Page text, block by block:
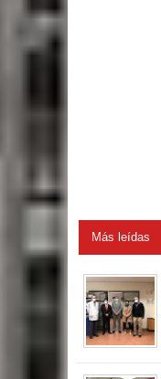
Más leídas